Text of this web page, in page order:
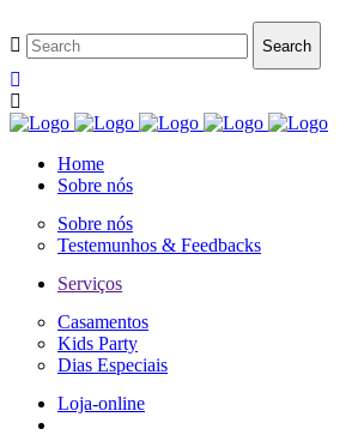
Home
Sobre nós
Sobre nós
Testemunhos & Feedbacks
Serviços
Casamentos
Kids Party
Dias Especiais
Loja-online